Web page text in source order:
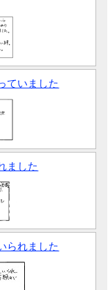
ていました
ました
られました